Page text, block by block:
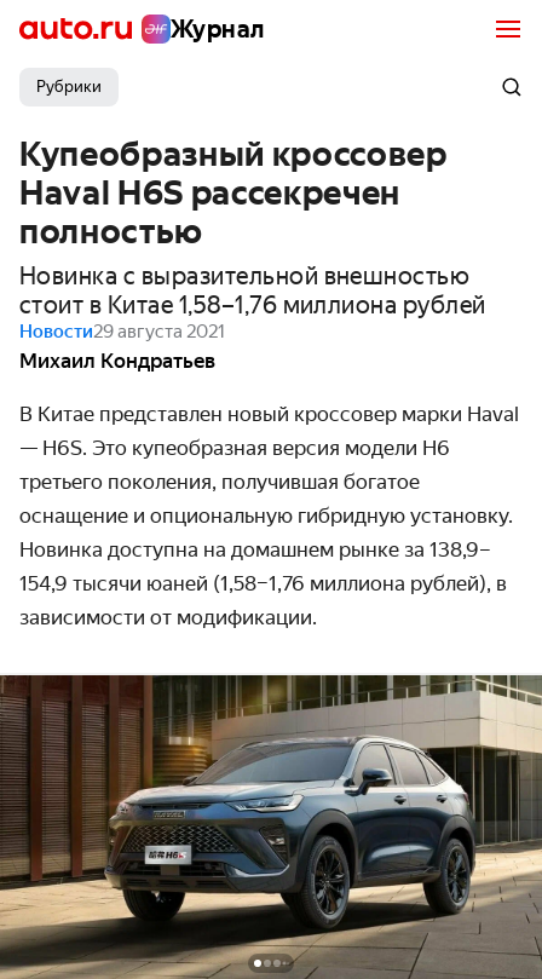
Журнал
Рубрики
Купеобразный кроссовер
Haval H6S рассекречен
полностью
Новинка с выразительной внешностью
стоит в Китае 1,58–1,76 миллиона рублей
Новости29 августа 2021
Михаил Кондратьев
В Китае представлен новый кроссовер марки Haval
— H6S. Это купеобразная версия модели H6
третьего поколения, получившая богатое
оснащение и опциональную гибридную установку.
Новинка доступна на домашнем рынке за 138,9–
154,9 тысячи юаней (1,58–1,76 миллиона рублей), в
зависимости от модификации.